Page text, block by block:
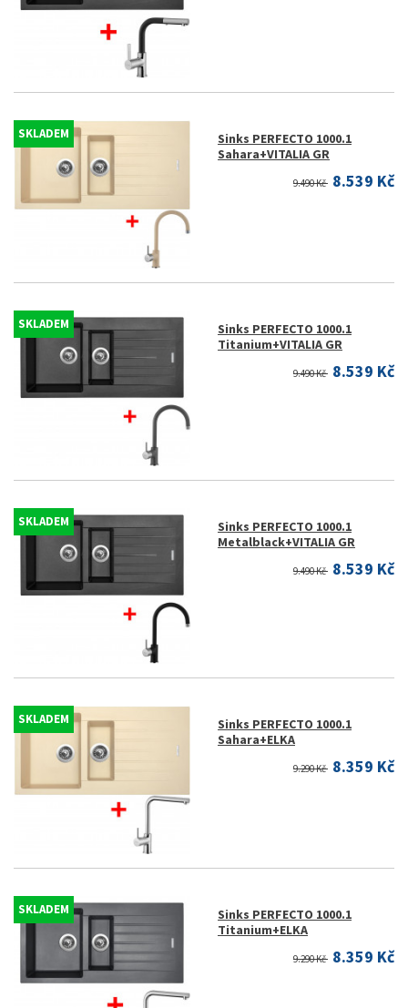
SKLADEM
Sinks PERFECTO 1000.1
Sahara+VITALIA GR
9.490 Kč 8.539 Kč
SKLADEM
Sinks PERFECTO 1000.1
Titanium+VITALIA GR
9.490 Kč 8.539 Kč
SKLADEM
Sinks PERFECTO 1000.1
Metalblack+VITALIA GR
9.490 Kč 8.539 Kč
SKLADEM
Sinks PERFECTO 1000.1
Sahara+ELKA
9.290 Kč 8.359 Kč
SKLADEM
Sinks PERFECTO 1000.1
Titanium+ELKA
9.290 Kč 8.359 Kč